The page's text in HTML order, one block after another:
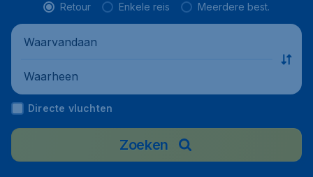
Retour Enkele reis Meerdere best.
Waarvandaan
Waarheen
Directe vluchten
Zoeken